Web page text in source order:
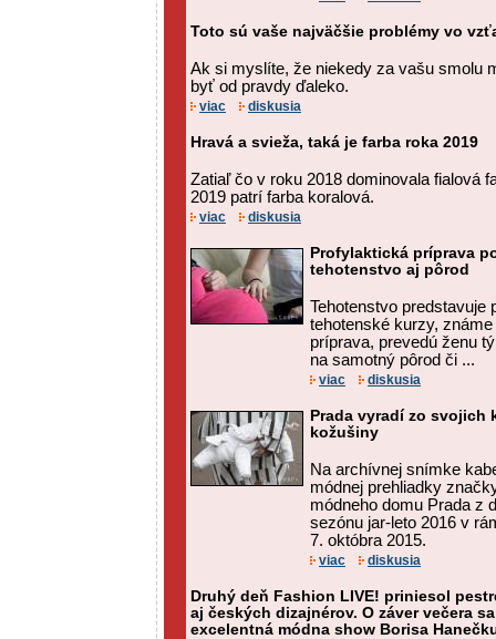
Toto sú vaše najväčšie problémy vo
Ak si myslíte, že niekedy za vašu smolu
byť od pravdy ďaleko.
viac diskusia
Hravá a svieža, taká je farba roka 2019
Zatiaľ čo v roku 2018 dominovala fialová
2019 patrí farba koralová.
viac diskusia
Profylaktická príprava
tehotenstvo aj pôrod
Tehotenstvo
tehotenské kurzy,
príprava, prevedú ženu
na samotný pôrod či ...
viac diskusia
Prada vyradí zo svojich
kožušiny
Na archívnej snímke
módnej prehliadky
módneho domu Prada z
sezónu jar-leto 2016 v
7. októbra 2015.
viac diskusia
Druhý deň Fashion LIVE! priniesol
aj českých dizajnérov. O záver večera
excelentná módna show Borisa